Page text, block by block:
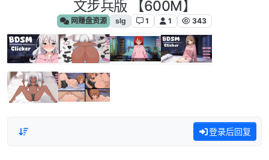
文步兵版 【600M】
网赚盘资源 slg 1 1 343
登录后回复